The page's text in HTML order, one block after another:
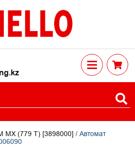
MX (779 T) [3898000] / Автомат